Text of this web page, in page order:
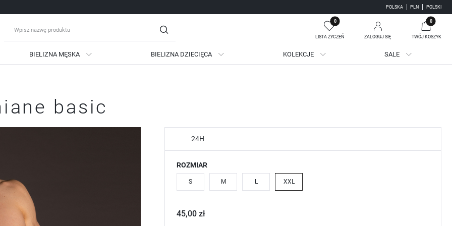
POLSKA PLN POLSKI
0
LISTA ŻYCZEŃ ZALOGUJ SIĘ
się
SIĘ
podgląd historii zakupów
brak konieczności wprowadzania swoich danych przy kolejnych zakupach
możliwość otrzymania rabatów i kuponów promocyjnych
0
TWÓJ KOSZYK
Twój koszyk jest pusty
BIELIZNA MĘSKA BIELIZNA DZIECIĘCA KOLEKCJE SALE
basic
24H
ROZMIAR
S M L XXL
45,00 zł